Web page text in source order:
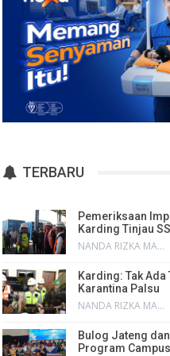
TERBARU
Pemeriksaan
Karding Tinjau
NANDA RIZKA MAHENDRA
Karding: Tak
Karantina Palsu
NANDA RIZKA MAHENDRA
Bulog Jateng
Program